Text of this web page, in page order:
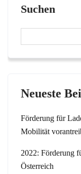
Suchen
Neueste
Förderung für
Mobilität
2022: Förderung
Österreich